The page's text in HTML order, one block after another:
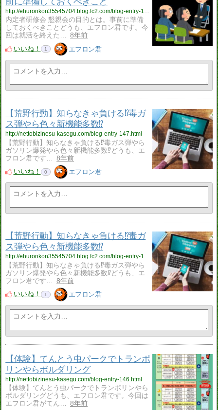
http://ehuronkon35545704.blog.fc2.com/blog-entry-148.html
内定者研修会 懇親会の目的とは。事前に準備
しておくべきことどうも、エフロン君です。今
回は就活を終えた…
8年前
いいね！
1 エフロン君
【荒野行動】知らなきゃ負ける⁉︎毒ガ
ス弾やら色々新機能多数⁉︎
http://nettobizinesu-kasegu.com/blog-entry-147.html
【荒野行動】知らなきゃ負ける⁉︎毒ガス弾やら
ガソリン爆発やら色々新機能多数⁉︎どうも、エ
フロン君です…
8年前
いいね！
0 エフロン君
【荒野行動】知らなきゃ負ける⁉︎毒ガ
ス弾やら色々新機能多数⁉︎
http://ehuronkon35545704.blog.fc2.com/blog-entry-147.html
【荒野行動】知らなきゃ負ける⁉︎毒ガス弾やら
ガソリン爆発やら色々新機能多数⁉︎どうも、エ
フロン君です…
8年前
いいね！
1 エフロン君
【体験】てんとう虫パークでトランポ
リンやらボルダリング
http://nettobizinesu-kasegu.com/blog-entry-146.html
【体験】てんとう虫パークでトランポリンやら
ボルダリングどうも、エフロン君です。今回は
エフロン君がてん…
8年前